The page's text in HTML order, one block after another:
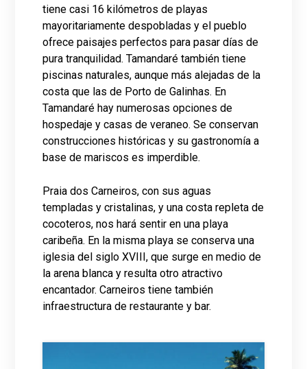
tiene casi 16 kilómetros de playas
mayoritariamente despobladas y el pueblo
ofrece paisajes perfectos para pasar días de
pura tranquilidad. Tamandaré también tiene
piscinas naturales, aunque más alejadas de la
costa que las de Porto de Galinhas. En
Tamandaré hay numerosas opciones de
hospedaje y casas de veraneo. Se conservan
construcciones históricas y su gastronomía a
base de mariscos es imperdible.
Praia dos Carneiros, con sus aguas
templadas y cristalinas, y una costa repleta de
cocoteros, nos hará sentir en una playa
caribeña. En la misma playa se conserva una
iglesia del siglo XVIII, que surge en medio de
la arena blanca y resulta otro atractivo
encantador. Carneiros tiene también
infraestructura de restaurante y bar.